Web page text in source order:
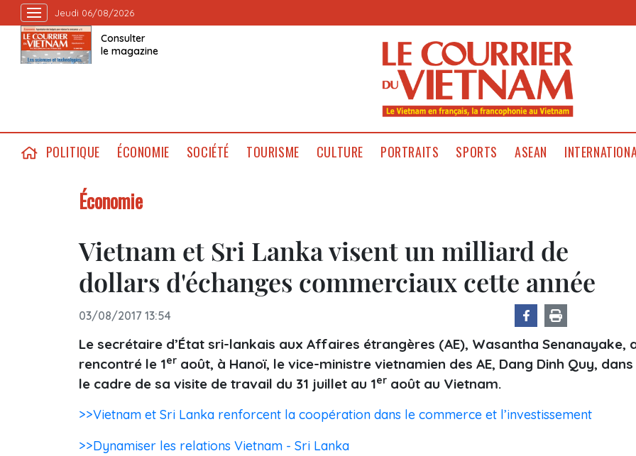
Jeudi 06/08/2026
Consulter
le magazine
POLITIQUE ÉCONOMIE SOCIÉTÉ TOURISME CULTURE PORTRAITS SPORTS ASEAN
Économie
Vietnam et Sri Lanka visent un milliard de
dollars d'échanges commerciaux cette année
03/08/2017 13:54
Le secrétaire d’État sri-lankais aux Affaires étrangères (AE), Wasantha Senanayake,
rencontré le 1er août, à Hanoï, le vice-ministre vietnamien des AE, Dang Dinh Quy, dans
le cadre de sa visite de travail du 31 juillet au 1er août au Vietnam.
>>Vietnam et Sri Lanka renforcent la coopération dans le commerce et l’investissement
>>Dynamiser les relations Vietnam - Sri Lanka